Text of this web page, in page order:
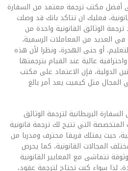
أفضل مكتب ترجمة معتمد من السفارة
فعليك ان تتاكد بانك قد وصلت
الوثائق القانونية واحدة من
العديد من المعاملات الرسمية،
أو حتى الهجرة، ونظرا لأن هذه
عالية عند القيام بترجمتها
الدولية، فإن الاعتماد على مكتب
مثل كيميت يعد أمر بالغ
البريطانية لترجمة الوثائق
المتخصصة التي تتيح لك ترجمة قانونية
حيث يمتلك فريقا محترف ومدربا من
المجالات القانونية، كما يحرص
تتماشى مع المعايير القانونية
لذا سواء كنت تحتاج لترجمة عقود،